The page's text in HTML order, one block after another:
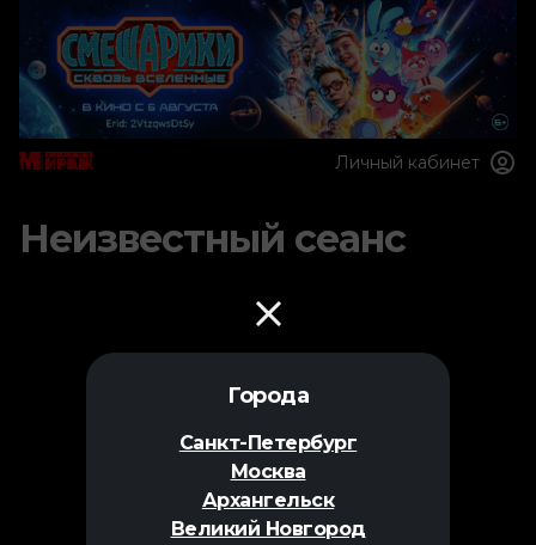
Города
Санкт-Петербург
Москва
Архангельск
Великий Новгород
Личный кабинет
Неизвестный сеанс